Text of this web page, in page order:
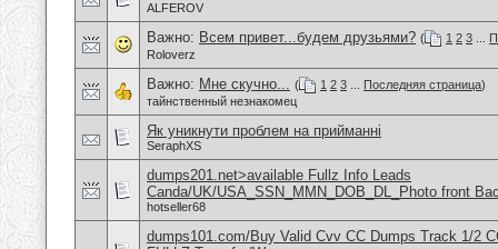
ALFEROV
Важно: Всем привет...будем друзьями? ( 1 2 3
Roloverz
Важно: Мне скучно... ( 1 2 3 Последняя страница)
тайнственный незнакомец
Як уникнути проблем на прийманні
SeraphXS
dumps201.net>available Fullz Info Leads
Canda/UK/USA_SSN_MMN_DOB_DL_Photo front
hotseller68
dumps101.com/Buy Valid Cvv CC Dumps Track 1/2